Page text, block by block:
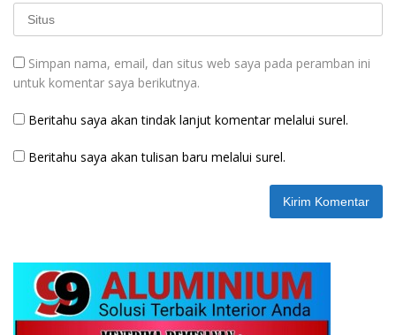
Simpan nama, email, dan situs web saya pada peramban ini
untuk komentar saya berikutnya.
Beritahu saya akan tindak lanjut komentar melalui surel.
Beritahu saya akan tulisan baru melalui surel.